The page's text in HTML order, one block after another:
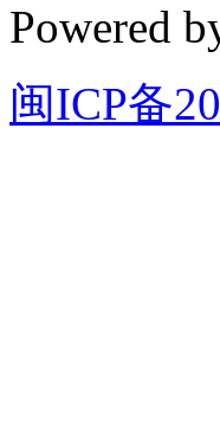
Powered
闽ICP备